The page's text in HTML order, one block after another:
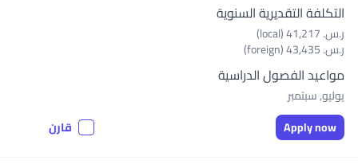
التكلفة التقديرية السنوية
ر.س.‏ 41,217 (local)
ر.س.‏ 43,435 (foreign)
مواعيد الفصول الدراسية
يوليو, سبتمبر
Apply now
قارن